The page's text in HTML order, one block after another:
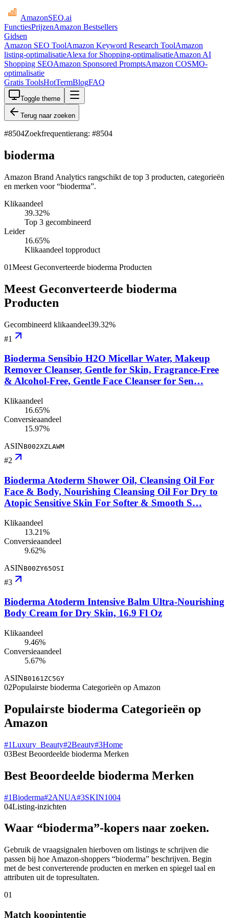
AmazonSEO.ai
FunctiesPrijzenAmazon Bestsellers
Gidsen
Amazon SEO ToolAmazon Keyword Research ToolAmazon
listing-optimalisatieAlexa for Shopping-optimalisatieAmazon AI
Shopping SEOAmazon Sponsored PromptsAmazon COSMO-
optimalisatie
Gratis ToolsHotTermBlogFAQ
Toggle theme
Terug naar zoeken
#8504Zoekfrequentierang: #8504
bioderma
Amazon Brand Analytics rangschikt de top 3 producten, categorieën
en merken voor “bioderma”.
Klikaandeel
39.32%
Top 3 gecombineerd
Leider
16.65%
Klikaandeel topproduct
01Meest Geconverteerde bioderma Producten
Meest Geconverteerde bioderma
Producten
Gecombineerd klikaandeel39.32%
#1
Bioderma Sensibio H2O Micellar Water, Makeup
Remover Cleanser, Gentle for Skin, Fragrance-Free
& Alcohol-Free, Gentle Face Cleanser for Sen…
Klikaandeel
16.65%
Conversieaandeel
15.97%
ASINB002XZLAWM
#2
Bioderma Atoderm Shower Oil, Cleansing Oil For
Face & Body, Nourishing Cleansing Oil For Dry to
Atopic Sensitive Skin For Softer & Smooth S…
Klikaandeel
13.21%
Conversieaandeel
9.62%
ASINB00ZY65OSI
#3
Bioderma Atoderm Intensive Balm Ultra-Nourishing
Body Cream for Dry Skin, 16.9 Fl Oz
Klikaandeel
9.46%
Conversieaandeel
5.67%
ASINB0161ZC5GY
02Populairste bioderma Categorieën op Amazon
Populairste bioderma Categorieën op
Amazon
#1Luxury_Beauty#2Beauty#3Home
03Best Beoordeelde bioderma Merken
Best Beoordeelde bioderma Merken
#1Bioderma#2ANUA#3SKIN1004
04Listing-inzichten
Waar “bioderma”-kopers naar zoeken.
Gebruik de vraagsignalen hierboven om listings te schrijven die
passen bij hoe Amazon-shoppers “bioderma” beschrijven. Begin
met de best converterende producten en merken en spiegel taal en
attributen uit de topresultaten.
01
Match koopintentie